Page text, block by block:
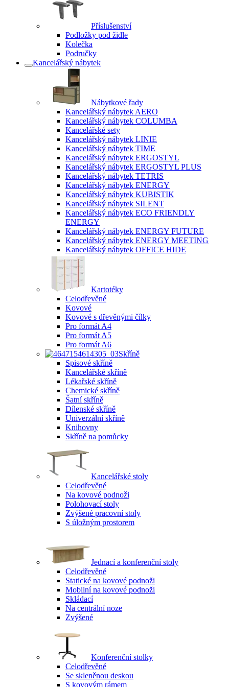
Příslušenství
Podložky pod židle
Kolečka
Područky
Kancelářský nábytek
Nábytkové řady
Kancelářský nábytek AERO
Kancelářský nábytek COLUMBA
Kancelářské sety
Kancelářský nábytek LINIE
Kancelářský nábytek TIME
Kancelářský nábytek ERGOSTYL
Kancelářský nábytek ERGOSTYL PLUS
Kancelářský nábytek TETRIS
Kancelářský nábytek ENERGY
Kancelářský nábytek KUBISTIK
Kancelářský nábytek SILENT
Kancelářský nábytek ECO FRIENDLY
ENERGY
Kancelářský nábytek ENERGY FUTURE
Kancelářský nábytek ENERGY MEETING
Kancelářský nábytek OFFICE HIDE
Kartotéky
Celodřevěné
Kovové
Kovové s dřevěnými čílky
Pro formát A4
Pro formát A5
Pro formát A6
Skříně
Spisové skříně
Kancelářské skříně
Lékařské skříně
Chemické skříně
Šatní skříně
Dílenské skříně
Univerzální skříně
Knihovny
Skříně na pomůcky
Kancelářské stoly
Celodřevěné
Na kovové podnoži
Polohovací stoly
Zvýšené pracovní stoly
S úložným prostorem
Jednací a konferenční stoly
Celodřevěné
Statické na kovové podnoži
Mobilní na kovové podnoži
Skládací
Na centrální noze
Zvýšené
Konferenční stolky
Celodřevěné
Se skleněnou deskou
S kovovým rámem